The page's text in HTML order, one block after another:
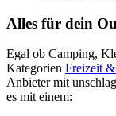
Alles für dein
Egal ob Camping,
Kategorien Freizeit
Anbieter mit
es mit einem: